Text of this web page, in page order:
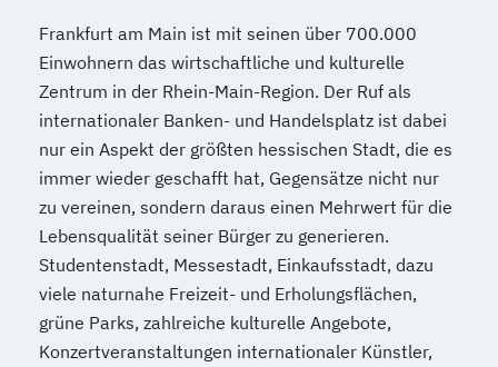
Frankfurt am Main ist mit seinen über 700.000
Einwohnern das wirtschaftliche und kulturelle
Zentrum in der Rhein-Main-Region. Der Ruf als
internationaler Banken- und Handelsplatz ist dabei
nur ein Aspekt der größten hessischen Stadt, die es
immer wieder geschafft hat, Gegensätze nicht nur
zu vereinen, sondern daraus einen Mehrwert für die
Lebensqualität seiner Bürger zu generieren.
Studentenstadt, Messestadt, Einkaufsstadt, dazu
viele naturnahe Freizeit- und Erholungsflächen,
grüne Parks, zahlreiche kulturelle Angebote,
Konzertveranstaltungen internationaler Künstler,